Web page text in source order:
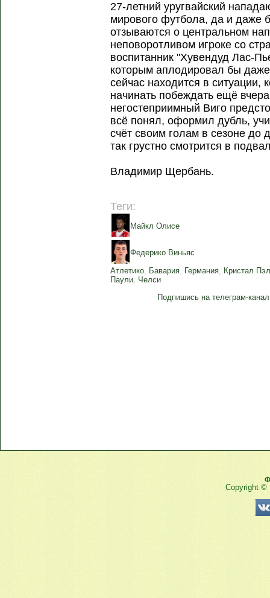
27-летний уругвайский
мирового футбола, да и даже
отзываются о центральном
неповоротливом игроке со
воспитанник "Хувендуд Лас-
которым аплодировал бы
сейчас находится в
начинать побеждать ещё
негостеприимный Виго
всё понял, оформил дубль,
счёт своим голам в сезоне до
так грустно смотрится в
Владимир Щербань.
Теги:
Майкл Олисе
Федерико Виньяс
Атлетико, Бавария, Германия, Кристал
Паули, Челси
Подпишись на телеграм-
Copyright ©